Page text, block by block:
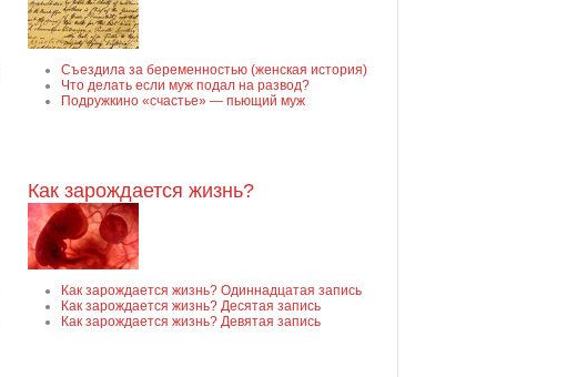
Съездила за беременностью (женская история)
Что делать если муж подал на развод?
Подружкино «счастье» — пьющий муж
Как зарождается жизнь?
Как зарождается жизнь? Одиннадцатая запись
Как зарождается жизнь? Десятая запись
Как зарождается жизнь? Девятая запись